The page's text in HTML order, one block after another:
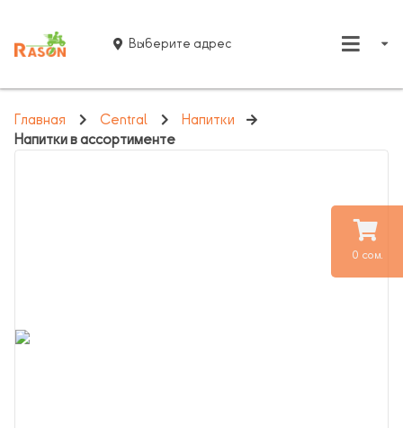
0 сом.
Выберите адрес
Главная Central
Напитки
Напитки в ассортименте